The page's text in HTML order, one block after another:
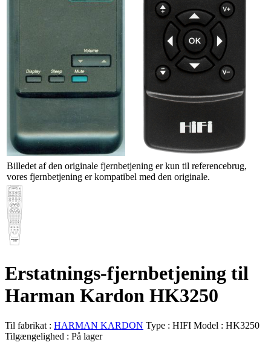
Billedet af den originale fjernbetjening er kun til referencebrug,
vores fjernbetjening er kompatibel med den originale.
Erstatnings-fjernbetjening til
Harman Kardon HK3250
Til fabrikat : HARMAN KARDON Type : HIFI Model : HK3250
Tilgængelighed : På lager